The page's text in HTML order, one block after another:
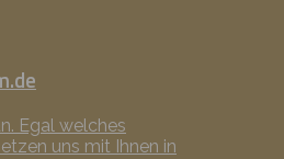
Egal welches
uns mit Ihnen in